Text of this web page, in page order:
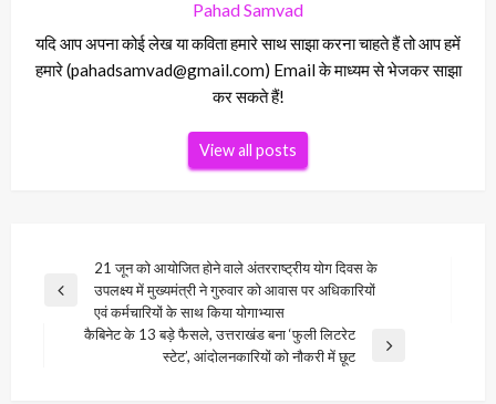
Pahad Samvad
यदि आप अपना कोई लेख या कविता हमारे साथ साझा करना चाहते हैं तो आप हमें
हमारे (pahadsamvad@gmail.com) Email के माध्यम से भेजकर साझा
कर सकते हैं!
View all posts
navigation
Previous
21 जून को आयोजित होने वाले अंतरराष्ट्रीय योग दिवस के
उपलक्ष्य में मुख्यमंत्री ने गुरुवार को आवास पर अधिकारियों
एवं कर्मचारियों के साथ किया योगाभ्यास
कैबिनेट के 13 बड़े फैसले, उत्तराखंड बना ‘फुली लिटरेट
स्टेट’, आंदोलनकारियों को नौकरी में छूट